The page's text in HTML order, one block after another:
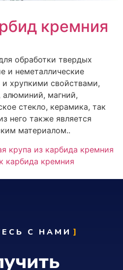
кремния
обработки твердых
и неметаллические
хрупкими свойствами,
алюминий, магний,
стекло, керамика, так
него также является
материалом..
крупа из карбида кремния
карбида кремния
С НАМИ